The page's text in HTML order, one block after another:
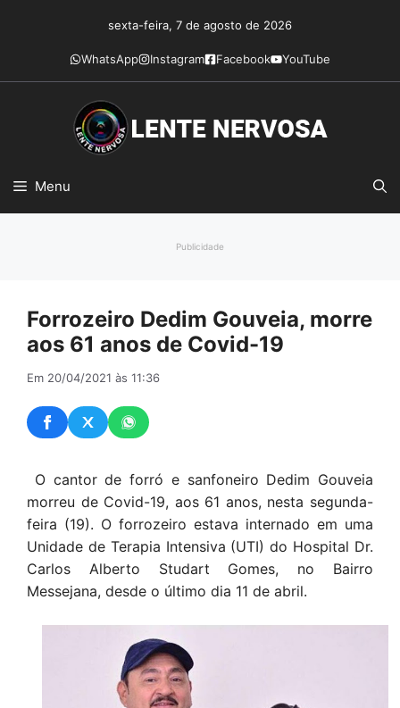
conteúdo
sexta-feira, 7 de agosto de 2026
WhatsApp Instagram Facebook YouTube
Menu
Publicidade
Forrozeiro Dedim Gouveia, morre
aos 61 anos de Covid-19
Em 20/04/2021 às 11:36
O cantor de forró e sanfoneiro Dedim Gouveia
morreu de Covid-19, aos 61 anos, nesta segunda-
feira (19). O forrozeiro estava internado em uma
Unidade de Terapia Intensiva (UTI) do Hospital Dr.
Carlos Alberto Studart Gomes, no Bairro
Messejana, desde o último dia 11 de abril.